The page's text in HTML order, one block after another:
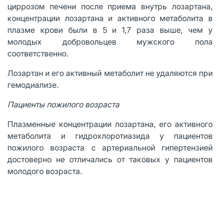
циррозом печени после приема внутрь лозартана,
концентрации лозартана и активного метаболита в
плазме крови были в 5 и 1,7 раза выше, чем у
молодых добровольцев мужского пола
соответственно.
Лозартан и его активный метаболит не удаляются при
гемодиализе.
Пациенты пожилого возраста
Плазменные концентрации лозартана, его активного
метаболита и гидрохлоротиазида у пациентов
пожилого возраста с артериальной гипертензией
достоверно не отличались от таковых у пациентов
молодого возраста.